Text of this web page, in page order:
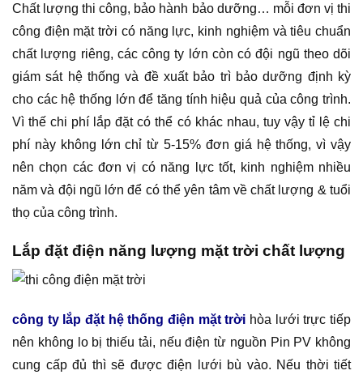
Chất lượng thi công, bảo hành bảo dưỡng… mỗi đơn vị thi
công điện mặt trời có năng lực, kinh nghiệm và tiêu chuẩn
chất lượng riêng, các công ty lớn còn có đội ngũ theo dõi
giám sát hệ thống và đề xuất bảo trì bảo dưỡng định kỳ
cho các hệ thống lớn để tăng tính hiệu quả của công trình.
Vì thế chi phí lắp đặt có thể có khác nhau, tuy vậy tỉ lệ chi
phí này không lớn chỉ từ 5-15% đơn giá hệ thống, vì vậy
nên chọn các đơn vị có năng lực tốt, kinh nghiệm nhiều
năm và đội ngũ lớn để có thể yên tâm về chất lượng & tuổi
thọ của công trình.
Lắp đặt điện năng lượng mặt trời chất lượng
công ty lắp đặt hệ thống điện mặt trời hòa lưới trực tiếp
nên không lo bị thiếu tải, nếu điện từ nguồn Pin PV không
cung cấp đủ thì sẽ được điện lưới bù vào. Nếu thời tiết